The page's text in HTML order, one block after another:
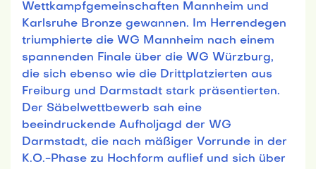
Wettkampfgemeinschaften Mannheim und
Karlsruhe Bronze gewannen. Im Herrendegen
triumphierte die WG Mannheim nach einem
spannenden Finale über die WG Würzburg,
die sich ebenso wie die Drittplatzierten aus
Freiburg und Darmstadt stark präsentierten.
Der Säbelwettbewerb sah eine
beeindruckende Aufholjagd der WG
Darmstadt, die nach mäßiger Vorrunde in der
K.O.-Phase zu Hochform auflief und sich über